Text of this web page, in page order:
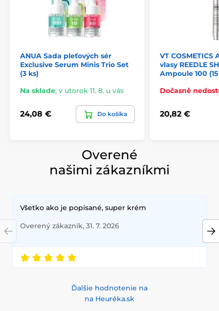
ANUA Sada pleťových sér
Exclusive Serum Minis Trio Set
(3 ks)
Na sklade, v utorok 11. 8. u vás
24,08 € Do košíka
VT
vlasy REEDLE
Ampoule 100
Dočasně
20,82 €
Overené
našimi zákazníkmi
Všetko ako je popísané, super krém
Overený zákazník, 31. 7. 2026
Ďalšie hodnotenie na
na Heuréka.sk